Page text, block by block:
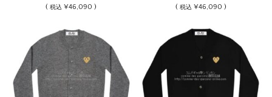
(税込 ¥46,090 ) ( 税込 ¥46,090 )